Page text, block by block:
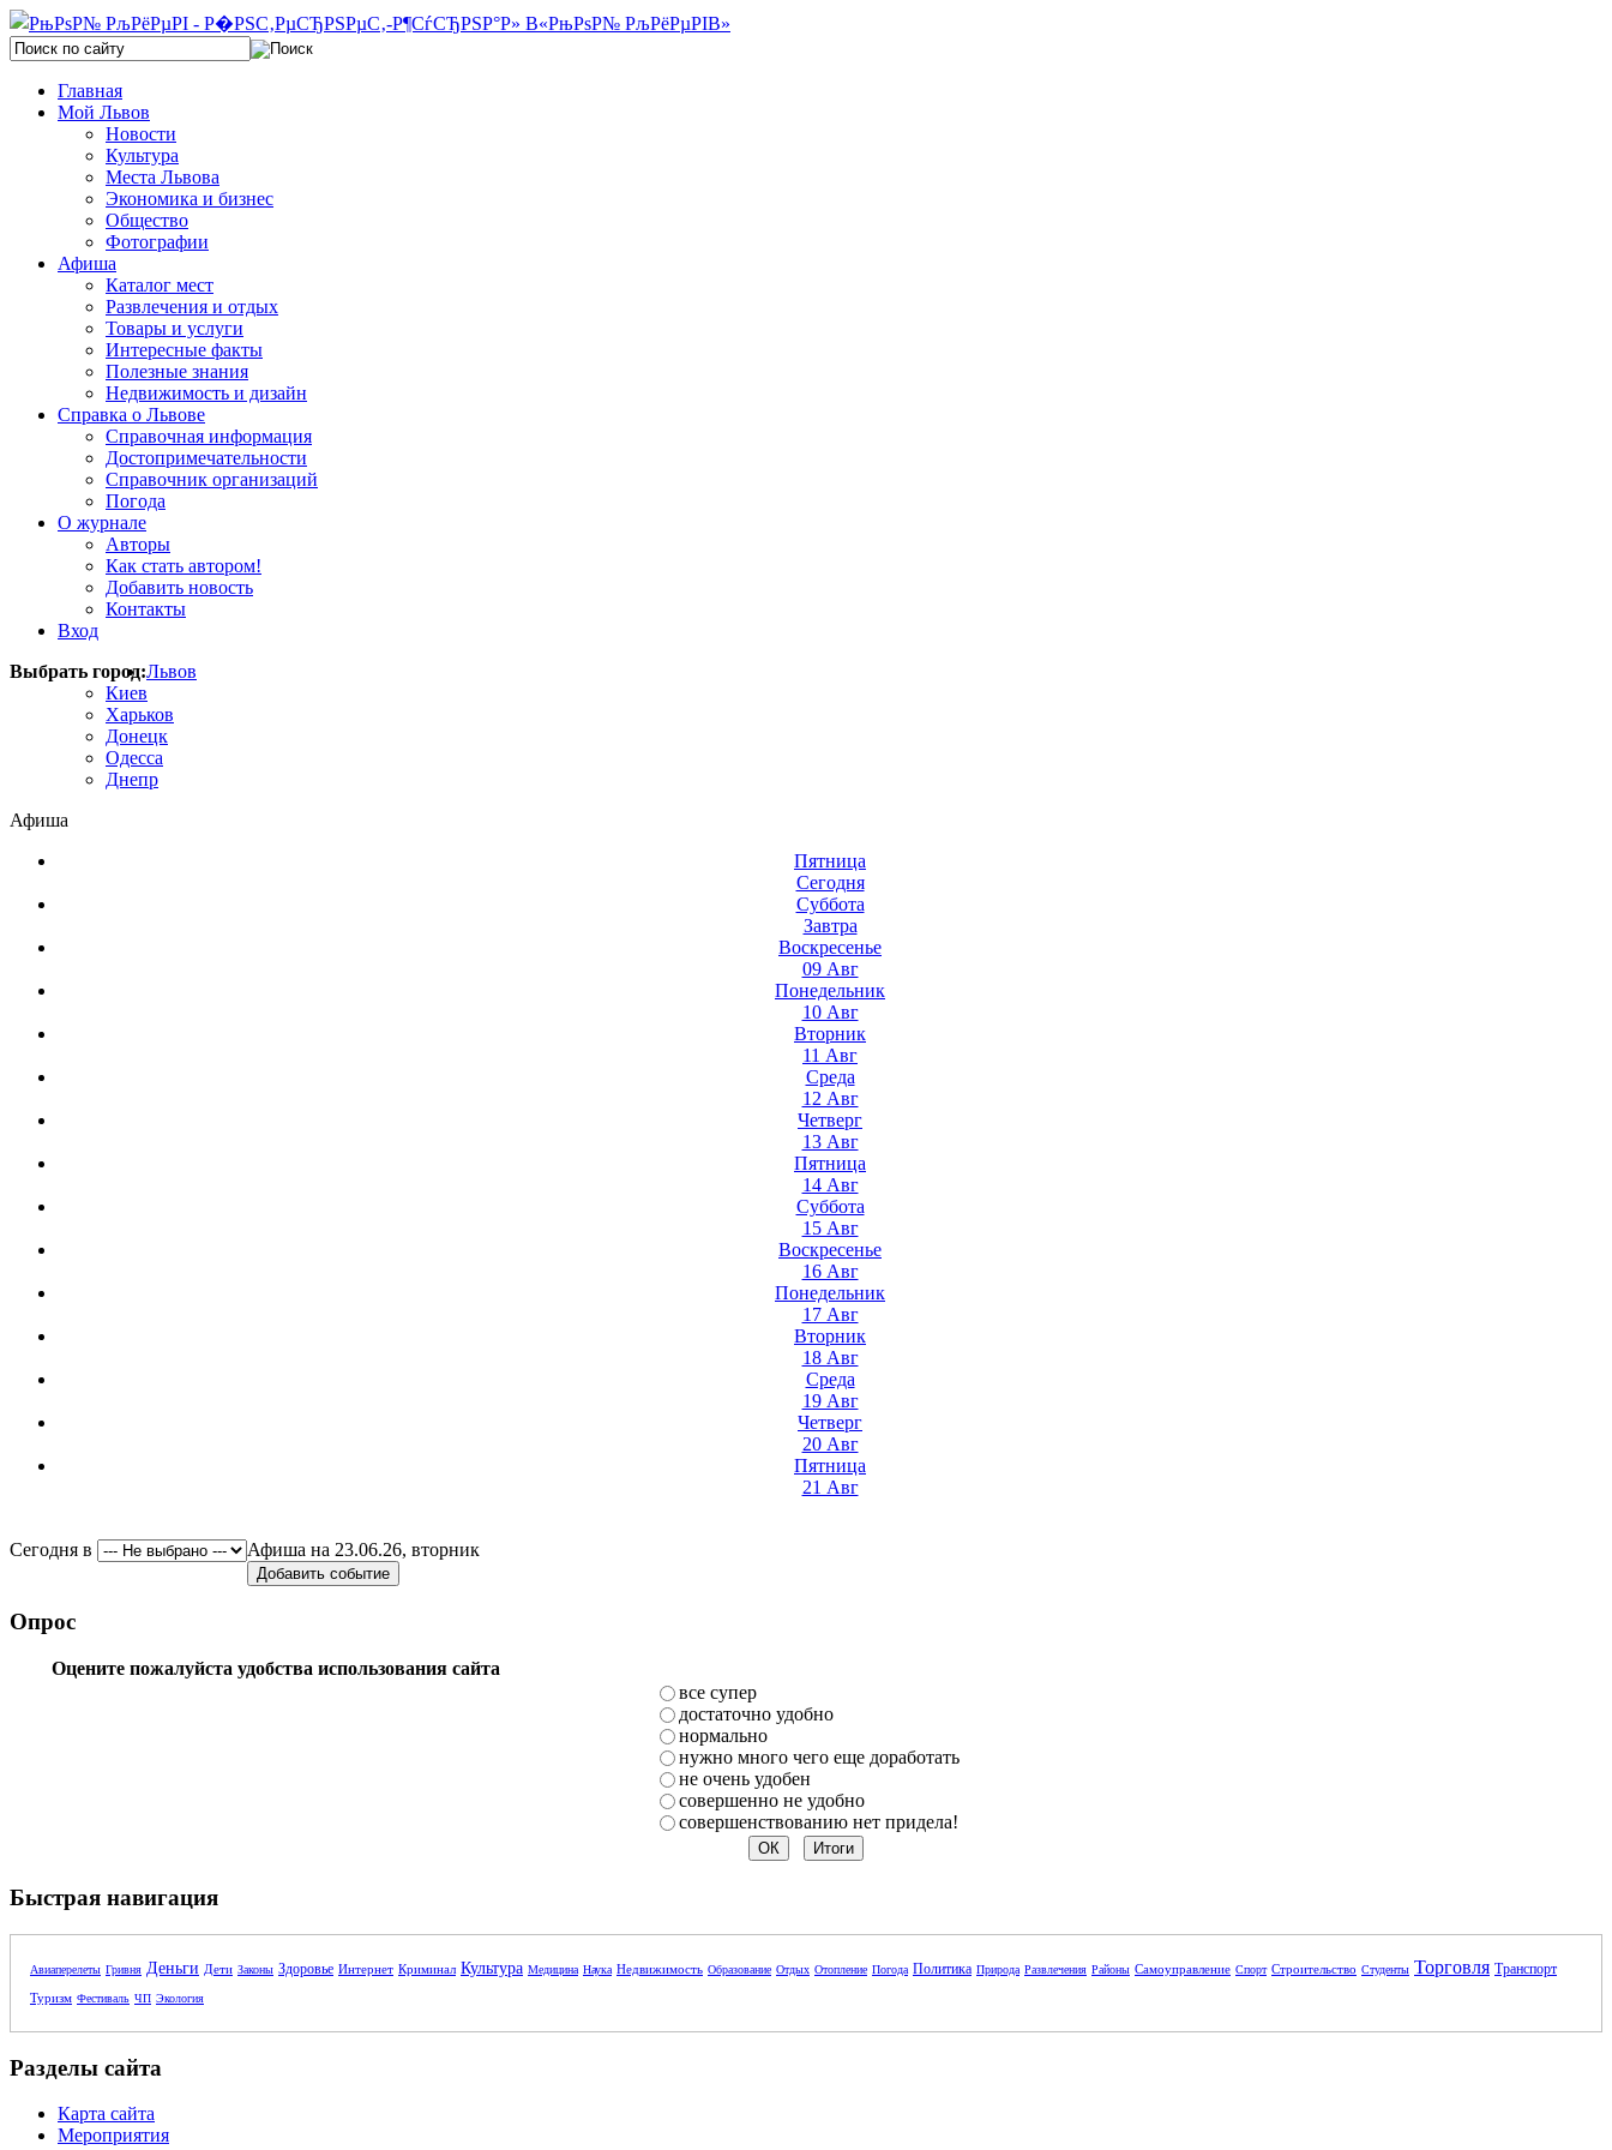
Главная
Мой Львов
Новости
Культура
Места Львова
Экономика и бизнес
Общество
Фотографии
Афиша
Каталог мест
Развлечения и отдых
Товары и услуги
Интересные факты
Полезные знания
Недвижимость и дизайн
Справка о Львове
Справочная информация
Достопримечательности
Справочник организаций
Погода
О журнале
Авторы
Как стать автором!
Добавить новость
Контакты
Вход
Выбрать город:Львов
Киев
Харьков
Донецк
Одесса
Днепр
Афиша
Пятница
Сегодня
Суббота
Завтра
Воскресенье
09 Авг
Понедельник
10 Авг
Вторник
11 Авг
Среда
12 Авг
Четверг
13 Авг
Пятница
14 Авг
Суббота
15 Авг
Воскресенье
16 Авг
Понедельник
17 Авг
Вторник
18 Авг
Среда
19 Авг
Четверг
20 Авг
Пятница
21 Авг
Сегодня в Афиша на 23.06.26, вторник
Добавить событие
Опрос
Оцените пожалуйста удобства использования сайта
все супер
достаточно удобно
нормально
нужно много чего еще доработать
не очень удобен
совершенно не удобно
совершенствованию нет придела!
Быстрая навигация
Авиаперелеты Гривня Деньги Дети Законы Здоровье Интернет Криминал Культура Медицина Наука Недвижимость Образование Отдых Отопление Погода Политика Природа Развлечения Районы Самоуправление Спорт Строительство Студенты Торговля Транспорт
Туризм Фестиваль ЧП Экология
Разделы сайта
Карта сайта
Мероприятия